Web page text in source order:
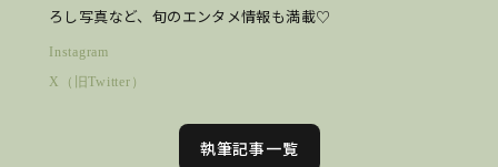
ろし写真など、旬のエンタメ情報も満載♡
Instagram
X（旧Twitter）
執筆記事一覧